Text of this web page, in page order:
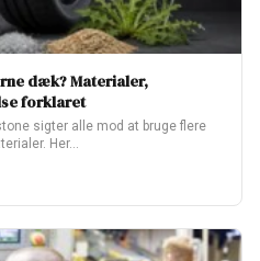
dæk? Materialer,
forklaret
sigter alle mod at bruge flere
Her…